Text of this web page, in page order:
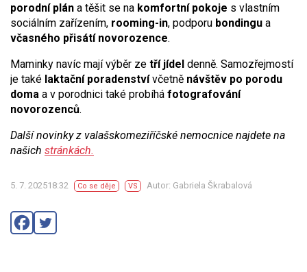
porodní plán a těšit se na komfortní pokoje s vlastním
sociálním zařízením, rooming-in, podporu bondingu a
včasného přisátí novorozence.
Maminky navíc mají výběr ze tří jídel denně. Samozřejmostí
je také laktační poradenstvívčetně návštěv po porodu
doma a v porodnici také probíhá fotografování
novorozenců.
Další novinky z valašskomeziříčské nemocnice najdete na
našich stránkách.
5. 7. 202518:32 Co se děje VS Autor: Gabriela Škrabalová